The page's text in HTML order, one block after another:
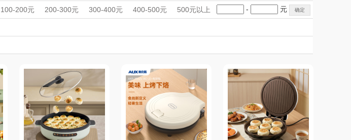
纳德 万象 元朗荣华 纽曼Newmine
（线下款）
超柔床品 三只松鼠（代理
商）
斯凯奇SKECHER
S
可口可乐Coca Col
a
（代理商） LUING BOX 立白（包销款） 润本（套装）
电饼档
电水壶/热水瓶 电陶炉/电磁炉 豆浆机/破壁机 早餐机
打蛋器
运动户外 运动户外 母婴玩具 母婴玩具 收藏工艺
收藏工艺
品 毕业季礼品 开门红专区 伴手礼盒 会议礼品
国潮文创
珠宝礼品 酒店旅游 高校礼品 女神节 奶企礼品
银行礼品
汽车礼品 进店礼 情人节 七夕节 建党节 圣诞节
教师节
护士节 重阳节
100-200元 200-300元 300-400元 400-500元 500元以上 - 元